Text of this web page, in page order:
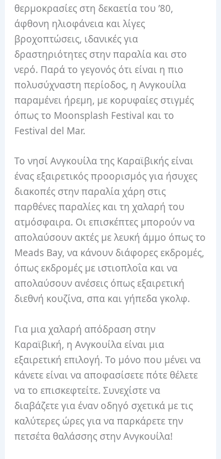
θερμοκρασίες στη δεκαετία του ’80,
άφθονη ηλιοφάνεια και λίγες
βροχοπτώσεις, ιδανικές για
δραστηριότητες στην παραλία και στο
νερό. Παρά το γεγονός ότι είναι η πιο
πολυσύχναστη περίοδος, η Ανγκουίλα
παραμένει ήρεμη, με κορυφαίες στιγμές
όπως το Moonsplash Festival και το
Festival del Mar.
Το νησί Ανγκουίλα της Καραϊβικής είναι
ένας εξαιρετικός προορισμός για ήσυχες
διακοπές στην παραλία χάρη στις
παρθένες παραλίες και τη χαλαρή του
ατμόσφαιρα. Οι επισκέπτες μπορούν να
απολαύσουν ακτές με λευκή άμμο όπως το
Meads Bay, να κάνουν διάφορες εκδρομές,
όπως εκδρομές με ιστιοπλοΐα και να
απολαύσουν ανέσεις όπως εξαιρετική
διεθνή κουζίνα, σπα και γήπεδα γκολφ.
Για μια χαλαρή απόδραση στην
Καραϊβική, η Ανγκουίλα είναι μια
εξαιρετική επιλογή. Το μόνο που μένει να
κάνετε είναι να αποφασίσετε πότε θέλετε
να το επισκεφτείτε. Συνεχίστε να
διαβάζετε για έναν οδηγό σχετικά με τις
καλύτερες ώρες για να παρκάρετε την
πετσέτα θαλάσσης στην Ανγκουίλα!